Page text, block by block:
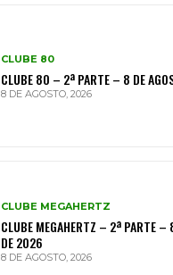
CLUBE 80
CLUBE 80 – 2ª PARTE – 8 DE
8 DE AGOSTO, 2026
CLUBE MEGAHERTZ
CLUBE MEGAHERTZ – 2ª PARTE –
DE 2026
8 DE AGOSTO, 2026